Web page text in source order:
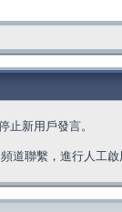
止新用戶發言。
道聯繫，進行人工